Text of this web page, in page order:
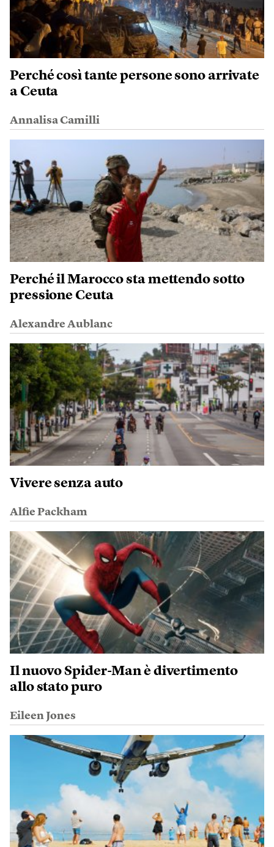
Perché così tante persone sono arrivate
a Ceuta
Annalisa Camilli
Perché il Marocco sta mettendo sotto
pressione Ceuta
Alexandre Aublanc
Vivere senza auto
Alfie Packham
Il nuovo Spider-Man è divertimento
allo stato puro
Eileen Jones